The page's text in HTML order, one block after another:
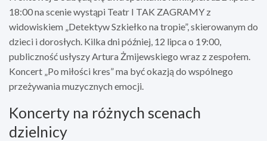
18:00 na scenie wystąpi Teatr I TAK ZAGRAMY z
widowiskiem „Detektyw Szkiełko na tropie”, skierowanym do
dzieci i dorosłych. Kilka dni później, 12 lipca o 19:00,
publiczność usłyszy Artura Żmijewskiego wraz z zespołem.
Koncert „Po miłości kres” ma być okazją do wspólnego
przeżywania muzycznych emocji.
Koncerty na różnych scenach
dzielnicy